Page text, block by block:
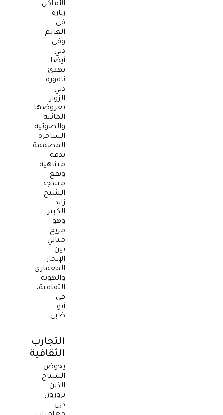
الأماكن
زيارة
في
العالم.
وفي
دبي
أيضًا،
تهدئ
نافورة
دبي
الزوار
بعروضها
المائية
والضوئية
الساحرة
المصممة
بدقة
متناهية.
ويقع
مسجد
الشيخ
زايد
الكبير،
وهو
مزيج
مثالي
بين
الإنجاز
المعماري
والهوية
الثقافية،
في
أبو
ظبي.
التجارب
الثقافية
يخوض
السياح
الذين
يزورون
دبي